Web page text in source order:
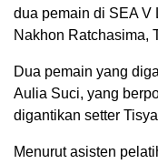
dua pemain di SEA V
Nakhon Ratchasima,
Dua pemain yang
Aulia Suci, yang
digantikan setter
Menurut asisten